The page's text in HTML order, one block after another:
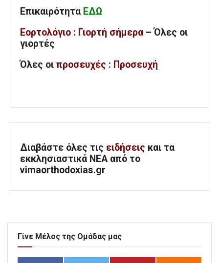
Επικαιρότητα ΕΔΩ
Εορτολόγιο : Γιορτή σήμερα – Όλες οι
γιορτές
Όλες οι προσευχές : Προσευχή
Διαβάστε όλες τις ειδήσεις και τα
εκκλησιαστικά ΝΕΑ από το
vimaorthodoxias.gr
Γίνε Μέλος της Ομάδας μας